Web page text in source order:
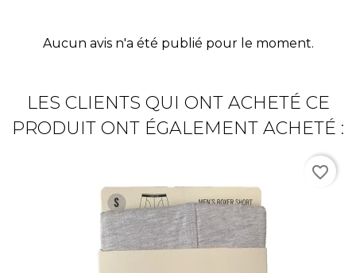
Aucun avis n'a été publié pour le moment.
LES CLIENTS QUI ONT ACHETÉ CE
PRODUIT ONT ÉGALEMENT ACHETÉ :
favorite_border